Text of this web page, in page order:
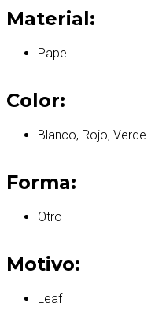
Material:
Papel
Color:
Blanco, Rojo, Verde
Forma:
Otro
Motivo:
Leaf